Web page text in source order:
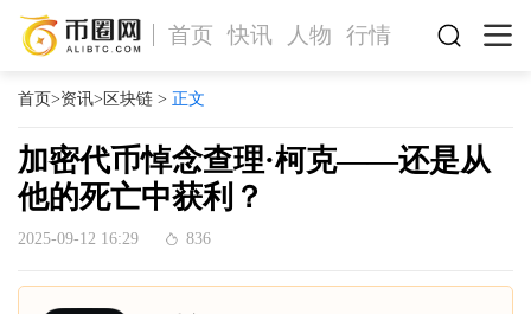
首页 快讯 人物 行情
首页>资讯>区块链> 正文
加密代币悼念查理·柯克——还是从
他的死亡中获利？
2025-09-12 16:29 836